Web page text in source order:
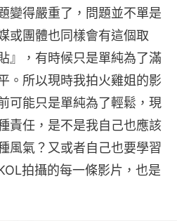
變得嚴重了，問題並不單是
或團體也同樣會有這個取
』，有時候只是單純為了滿
。所以現時我拍火雞姐的影
可能只是單純為了輕鬆，現
責任，是不是我自己也應該
風氣？又或者自己也要學習
拍攝的每一條影片，也是